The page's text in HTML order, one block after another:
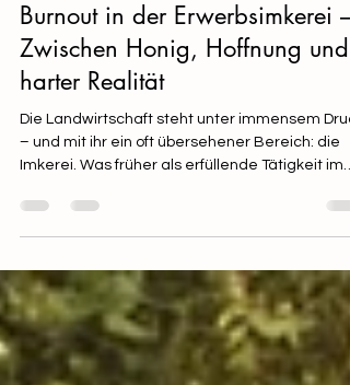
Julia Tertinek, ÖEIB
31. Aug. 2025
3 Min. Lesezeit
Burnout in der Erwerbsimkerei –
Zwischen Honig, Hoffnung und
harter Realität
– und mit ihr ein oft übersehener Bereich: die
Imkerinnen und Imker zur psychischen und
finanziellen Belastung.